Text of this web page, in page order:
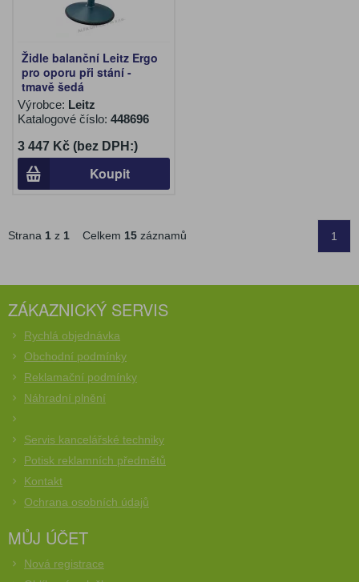
Židle balanční Leitz Ergo
pro oporu při stání -
tmavě šedá
Výrobce: Leitz
Katalogové číslo: 448696
3 447 Kč (bez DPH:)
Koupit
Strana 1 z 1 Celkem 15 záznamů 1
ZÁKAZNICKÝ SERVIS
Rychlá objednávka
Obchodní podmínky
Reklamační podmínky
Náhradní plnění
Servis kancelářské techniky
Potisk reklamních předmětů
Kontakt
Ochrana osobních údajů
MŮJ ÚČET
Nová registrace